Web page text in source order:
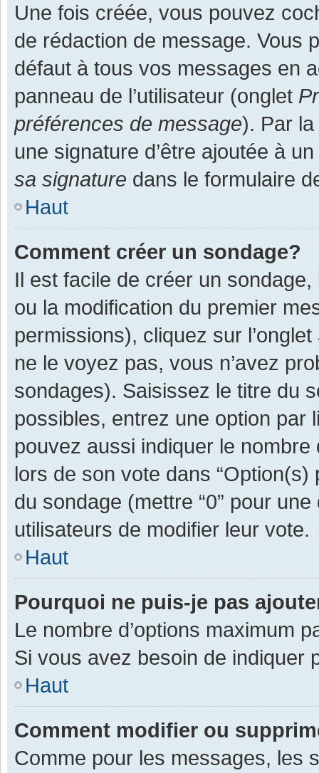
Une fois créée, vous pouvez
de rédaction de message. Vous
défaut à tous vos messages en
panneau de l’utilisateur (onglet
préférences de message). Par
une signature d’être ajoutée à
sa signature dans le formulaire
Haut
Comment créer un sondage?
Il est facile de créer un
ou la modification du premier
permissions), cliquez sur l’onglet
ne le voyez pas, vous n’avez
sondages). Saisissez le titre du
possibles, entrez une option par
pouvez aussi indiquer le
lors de son vote dans “Option(s)
du sondage (mettre “0” pour
utilisateurs de modifier leur vote.
Haut
Pourquoi ne puis-je pas
Le nombre d’options maximum
Si vous avez besoin de indiquer
Haut
Comment modifier ou
Comme pour les messages, les